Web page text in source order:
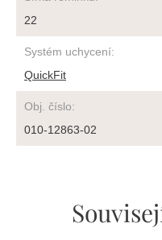
22
Systém uchycení:
QuickFit
Obj. číslo:
010-12863-02